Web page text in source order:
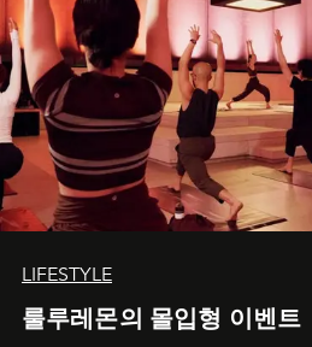
LIFESTYLE
룰루레몬의 몰입형 이벤트